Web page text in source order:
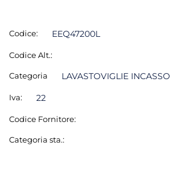
Codice: EEQ47200L
Codice Alt.:
Categoria LAVASTOVIGLIE INCASSO
Iva: 22
Codice Fornitore:
Categoria sta.: